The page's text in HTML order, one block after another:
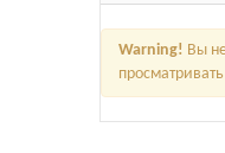
Warning! Вы